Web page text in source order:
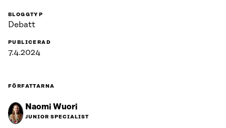
BLOGGTYP
Debatt
PUBLICERAD
7.4.2024
FÖRFATTARNA
Naomi Wuori
JUNIOR SPECIALIST